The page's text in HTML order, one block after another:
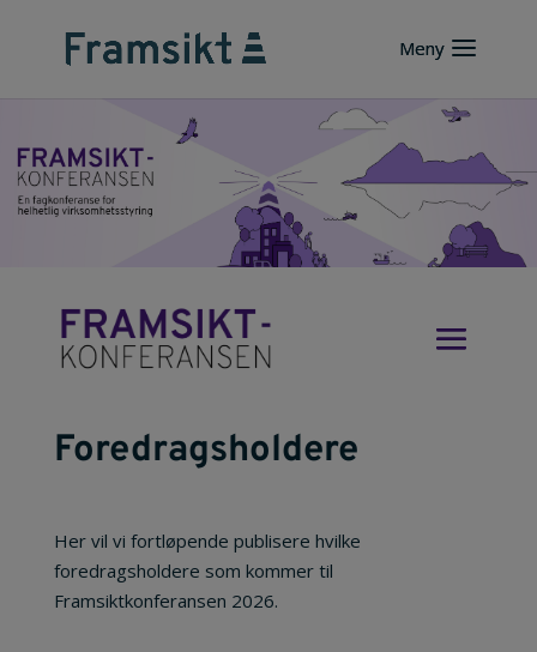
Foredragsholdere
Her vil vi fortløpende publisere hvilke
foredragsholdere som kommer til
Framsiktkonferansen 2026.